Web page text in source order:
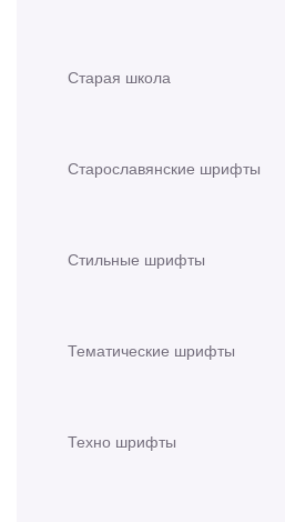
Старая школа
Старославянские шрифты
Стильные шрифты
Тематические шрифты
Техно шрифты